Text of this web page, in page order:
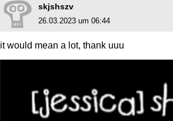
skjshszv
26.03.2023 um 06:44
it would mean a lot, thank uuu